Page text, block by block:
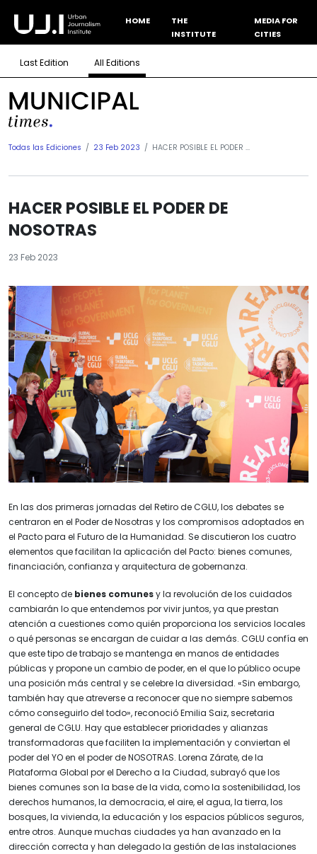
HOME
THE
INSTITUTE
MEDIA FOR
CITIES
Last Edition All Editions
Todas las Ediciones 23 Feb 2023 HACER POSIBLE EL PODER ...
HACER POSIBLE EL PODER DE
NOSOTRAS
23 Feb 2023
En las dos primeras jornadas del Retiro de CGLU, los debates se
centraron en el Poder de Nosotras y los compromisos adoptados en
el Pacto para el Futuro de la Humanidad. Se discutieron los cuatro
elementos que facilitan la aplicación del Pacto: bienes comunes,
financiación, confianza y arquitectura de gobernanza.
El concepto de bienes comunesy la revolución de los cuidados
cambiarán lo que entendemos por vivir juntos, ya que prestan
atención a cuestiones como quién proporciona los servicios locales
o qué personas se encargan de cuidar a las demás. CGLU confía en
que este tipo de trabajo se mantenga en manos de entidades
públicas y propone un cambio de poder, en el que lo público ocupe
una posición más central y se celebre la diversidad. «Sin embargo,
también hay que atreverse a reconocer que no siempre sabemos
cómo conseguirlo del todo», reconoció Emilia Saiz, secretaria
general de CGLU. Hay que establecer prioridades y alianzas
transformadoras que faciliten la implementación y conviertan el
poder del YO en el poder de NOSOTRAS. Lorena Zárate, de la
Plataforma Global por el Derecho a la Ciudad, subrayó que los
bienes comunes son la base de la vida, como la sostenibilidad, los
derechos humanos, la democracia, el aire, el agua, la tierra, los
bosques, la vivienda, la educación y los espacios públicos seguros,
entre otros. Aunque muchas ciudades ya han avanzado en la
dirección correcta y han delegado la gestión de las instalaciones